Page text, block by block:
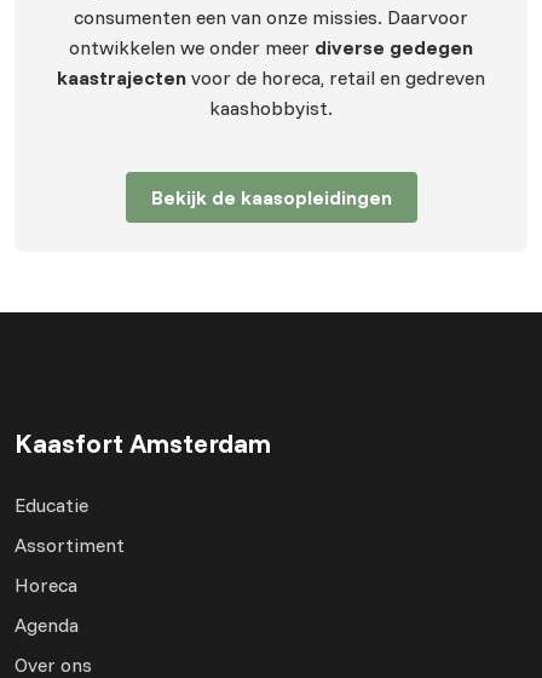
consumenten een van onze missies. Daarvoor
ontwikkelen we onder meer diverse gedegen
kaastrajecten voor de horeca, retail en gedreven
kaashobbyist.
Bekijk de kaasopleidingen
Kaasfort Amsterdam
Educatie
Assortiment
Horeca
Agenda
Over ons